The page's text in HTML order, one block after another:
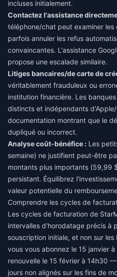
incluses initialement.
Contactez l'assistance
téléphone/chat peut examiner les
parfois annuler les refus
convaincantes. L'assistance
propose une escalade similaire.
Litiges bancaires/de carte de
véritablement frauduleux ou
institution financière. Les
distincts et indépendants d'Apple/
documentation montrant que le
dupliqué ou incorrect.
Analyse coût-bénéfice : Les
semaine) ne justifient peut-être
montants plus importants (59,99
persistant. Équilibrez
valeur potentielle du
Comprendre les cycles de
Les cycles de facturation de
intervalles d'horodatage précis à
souscription initiale, et non sur
vous vous abonnez le 15 janvier
renouvelle le 15 février à 14h30
jours non alignés sur les fins de